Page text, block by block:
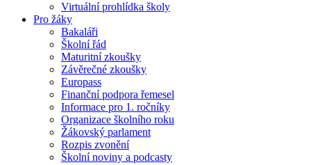
Virtuální prohlídka školy
Pro žáky
Bakaláři
Školní řád
Maturitní zkoušky
Závěrečné zkoušky
Europass
Finanční podpora řemesel
Informace pro 1. ročníky
Organizace školního roku
Žákovský parlament
Rozpis zvonění
Školní noviny a podcasty